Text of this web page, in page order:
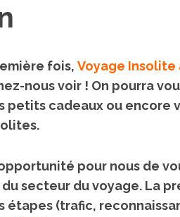
fois, Voyage Insolite
nous voir ! On pourra
petits cadeaux ou encore
pour nous de
secteur du voyage. La
étapes (trafic,